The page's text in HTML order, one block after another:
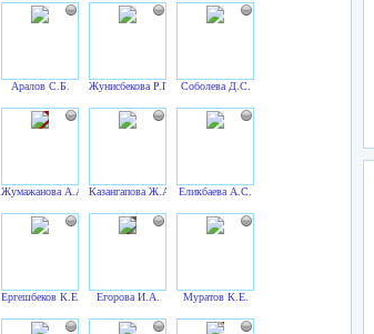
Аралов С.Б. Жунисбекова Р.Г. Соболева Д.С.
Жумажанова А.А. Казангапова Ж.А. Еликбаева А.С.
Ергешбеков К.Е. Егорова И.А. Муратов К.Е.